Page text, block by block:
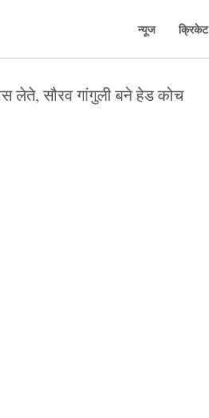
न्यूज क्रिकेट
लेते, सौरव गांगुली बने हेड कोच